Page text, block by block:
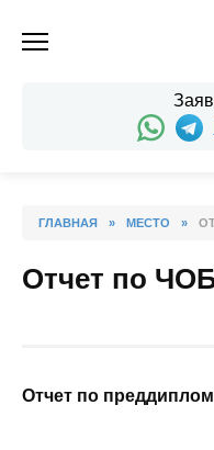
ГЛАВНАЯ » МЕСТО »
Отчет по
Отчет по